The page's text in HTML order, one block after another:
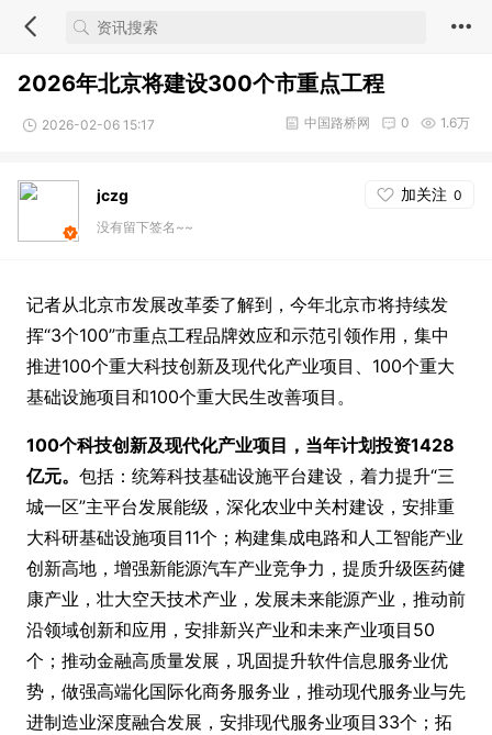
2026年北京将建设300个市重点工程
2026-02-06 15:17 1.6万
0
中国路桥网
jczg 加关注 0
没有留下签名~~
记者从北京市发展改革委了解到，今年北京市将持续发
挥“3个100”市重点工程品牌效应和示范引领作用，集中
推进100个重大科技创新及现代化产业项目、100个重大
基础设施项目和100个重大民生改善项目。
100个科技创新及现代化产业项目，当年计划投资1428
亿元。 包括：统筹科技基础设施平台建设，着力提升“三
城一区”主平台发展能级，深化农业中关村建设，安排重
大科研基础设施项目11个；构建集成电路和人工智能产业
创新高地，增强新能源汽车产业竞争力，提质升级医药健
康产业，壮大空天技术产业，发展未来能源产业，推动前
沿领域创新和应用，安排新兴产业和未来产业项目50
个；推动金融高质量发展，巩固提升软件信息服务业优
势，做强高端化国际化商务服务业，推动现代服务业与先
进制造业深度融合发展，安排现代服务业项目33个；拓